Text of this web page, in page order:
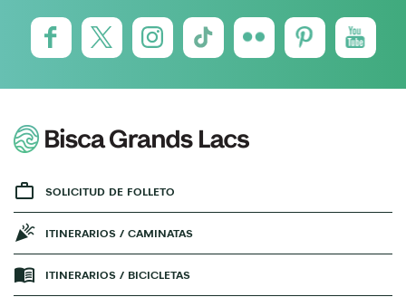
SOLICITUD DE FOLLETO
ITINERARIOS / CAMINATAS
ITINERARIOS / BICICLETAS